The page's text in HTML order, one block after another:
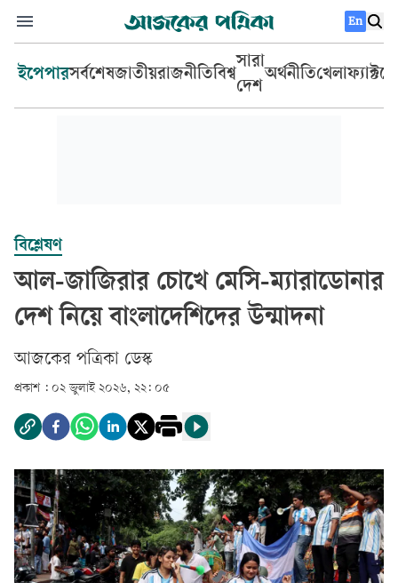
En
ইপেপারসর্বশেষজাতীয়রাজনীতিবিশ্ব
সারা
দেশ
অর্থনীতিখেলা
বিশ্লেষণ
আল-জাজিরার চোখে মেসি-ম্যারাডোনার
দেশ নিয়ে বাংলাদেশিদের উন্মাদনা
আজকের পত্রিকা ডেস্ক­
প্রকাশ : ০২ জুলাই ২০২৬, ২২: ০৫